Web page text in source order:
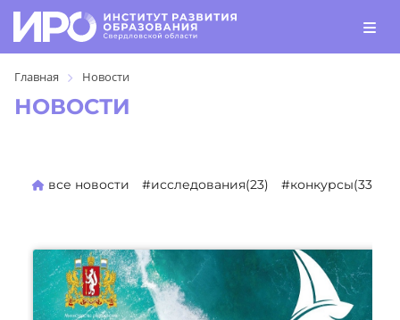
Главная Новости
НОВОСТИ
все новости #исследования(23) #конкурсы(330)